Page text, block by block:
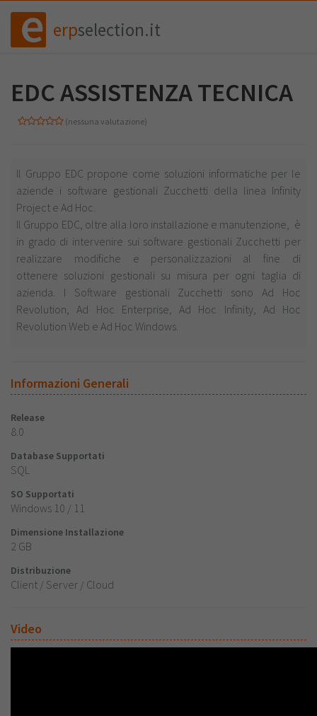
erpselection.it
EDC ASSISTENZA TECNICA
(nessuna valutazione)
Il Gruppo EDC propone come soluzioni informatiche per le
aziende i software gestionali Zucchetti della linea Infinity
Project e Ad Hoc.
Il Gruppo EDC, oltre alla loro installazione e manutenzione, è
in grado di intervenire sui software gestionali Zucchetti per
realizzare modifiche e personalizzazioni al fine di
ottenere soluzioni gestionali su misura per ogni taglia di
azienda. I Software gestionali Zucchetti sono Ad Hoc
Revolution, Ad Hoc Enterprise, Ad Hoc Infinity, Ad Hoc
Revolution Web e Ad Hoc Windows.
Informazioni Generali
Release
8.0
Database Supportati
SQL
SO Supportati
Windows 10 / 11
Dimensione Installazione
2 GB
Distribuzione
Client / Server / Cloud
Video